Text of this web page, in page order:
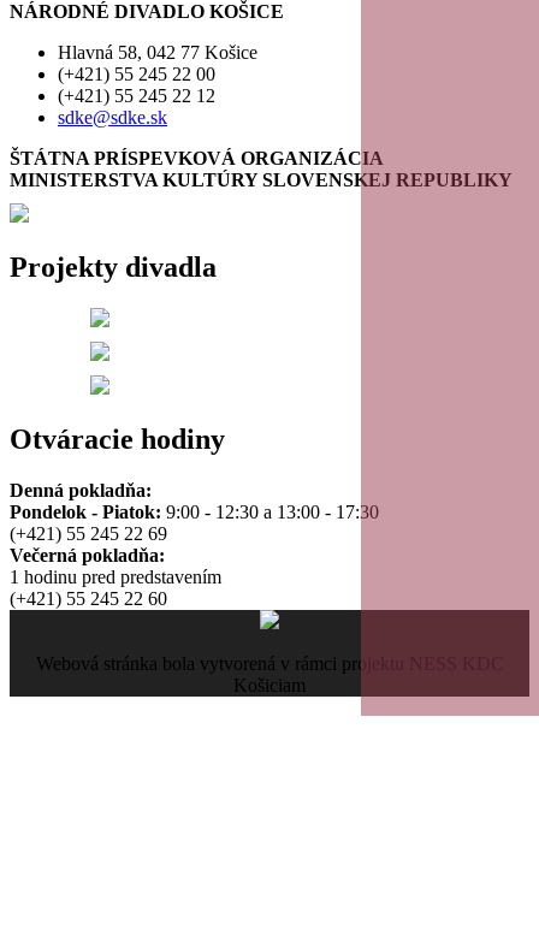
NÁRODNÉ DIVADLO KOŠICE
Hlavná 58, 042 77 Košice
(+421) 55 245 22 00
(+421) 55 245 22 12
sdke@sdke.sk
ŠTÁTNA PRÍSPEVKOVÁ ORGANIZÁCIA
MINISTERSTVA KULTÚRY SLOVENSKEJ REPUBLIKY
Projekty divadla
Otváracie hodiny
Denná pokladňa:
Pondelok - Piatok: 9:00 - 12:30 a 13:00 - 17:30
(+421) 55 245 22 69
Večerná pokladňa:
1 hodinu pred predstavením
(+421) 55 245 22 60
Webová stránka bola vytvorená v rámci projektu NESS KDC
Košiciam